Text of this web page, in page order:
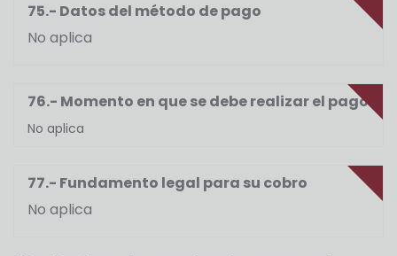
75.- Datos del método de pago
No aplica
76.- Momento en que se debe realizar el pago
No aplica
77.- Fundamento legal para su cobro
No aplica